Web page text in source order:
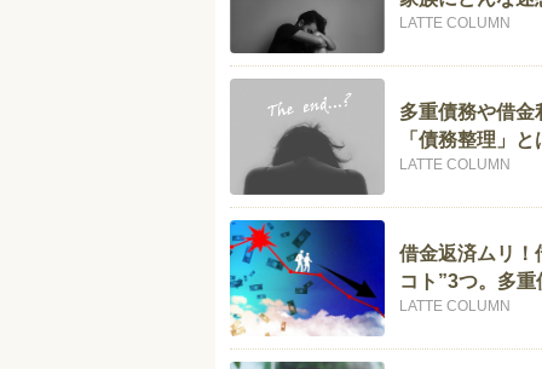
LATTE COLUMN
多重債務や借
「債務整理」と
LATTE COLUMN
借金返済ムリ！
コト”3つ。多
LATTE COLUMN